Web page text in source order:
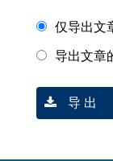
仅导出文
导出文章
导 出